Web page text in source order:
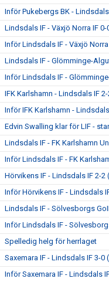
Inför Pukebergs BK -
Lindsdals IF - Växjö Norra IF 0-
Inför Lindsdals IF - Växjö Norra
Lindsdals IF - Glömminge-
Inför Lindsdals IF -
IFK Karlshamn - Lindsdals IF
Inför IFK Karlshamn -
Edvin Swalling klar för LIF -
Lindsdals IF - FK Karlshamn
Inför Lindsdals IF - FK
Hörvikens IF - Lindsdals IF 2-2
Inför Hörvikens IF - Lindsdals
Lindsdals IF - Sölvesborgs
Inför Lindsdals IF -
Spelledig helg för herrlaget
Saxemara IF - Lindsdals IF 3-0
Inför Saxemara IF - Lindsdals